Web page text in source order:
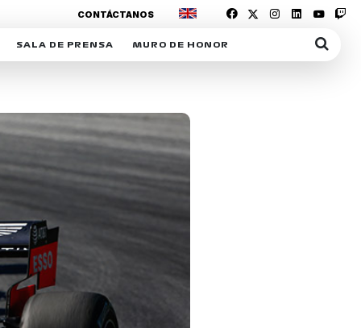
SALA DE PRENSA
ACREDITACIONES
MURO DE HONOR
CONTÁCTANOS